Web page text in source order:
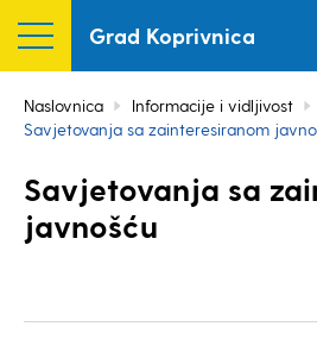
Grad Koprivnica
Naslovnica
Informacije i vidljivost
Savjetovanja sa zainteresiranom
Savjetovanja sa
javnošću